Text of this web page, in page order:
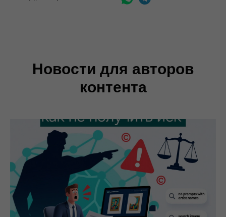
Новости для авторов
контента